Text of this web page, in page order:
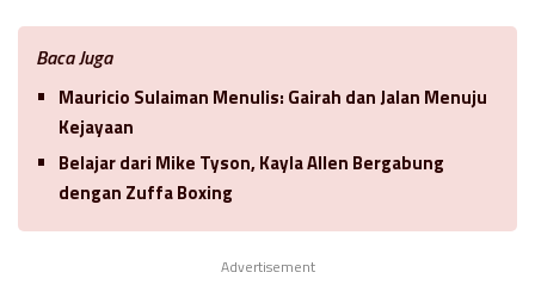
Baca Juga
Mauricio Sulaiman Menulis: Gairah dan Jalan Menuju
Kejayaan
Belajar dari Mike Tyson, Kayla Allen Bergabung
dengan Zuffa Boxing
Advertisement